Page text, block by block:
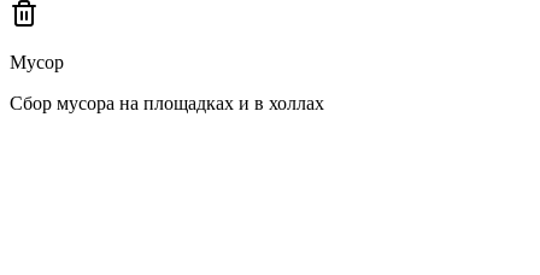
Мусор
Сбор мусора на площадках и в холлах